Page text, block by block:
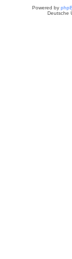
Powered by
Deutsche